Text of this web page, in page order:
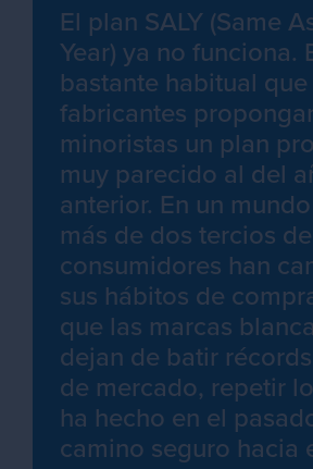
El plan SALY (Same
Year) ya no funciona.
bastante habitual
fabricantes
minoristas un plan
muy parecido al del
anterior. En un
más de dos tercios
consumidores han
sus hábitos de
que las marcas
dejan de batir
de mercado, repetir
ha hecho en el
camino seguro hacia